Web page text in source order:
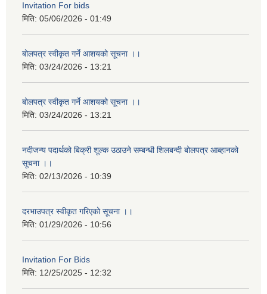
Invitation For bids
मिति: 05/06/2026 - 01:49
बोलपत्र स्वीकृत गर्ने आशयको सूचना ।।
मिति: 03/24/2026 - 13:21
बोलपत्र स्वीकृत गर्ने आशयको सूचना ।।
मिति: 03/24/2026 - 13:21
नदीजन्य पदार्थको बिक्री शूल्क उठाउने सम्बन्धी शिलबन्दी बोलपत्र आब्हानको
सूचना ।।
मिति: 02/13/2026 - 10:39
दरभाउपत्र स्वीकृत गरिएको सूचना ।।
मिति: 01/29/2026 - 10:56
Invitation For Bids
मिति: 12/25/2025 - 12:32